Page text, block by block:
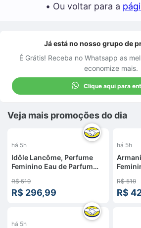
• Ou voltar para a
Já está no nosso grupo de
É Grátis! Receba no Whatsapp as
economize mais.
Clique aqui para
Veja mais promoções do dia
há 5h
Idôle Lancôme, Perfume
Feminino Eau de Parfum
Centifolia, Damascena e
Jasmim, 25ml
R$ 519
R$ 296,99
-17 há 5h
R$ 519
R$
há 5h